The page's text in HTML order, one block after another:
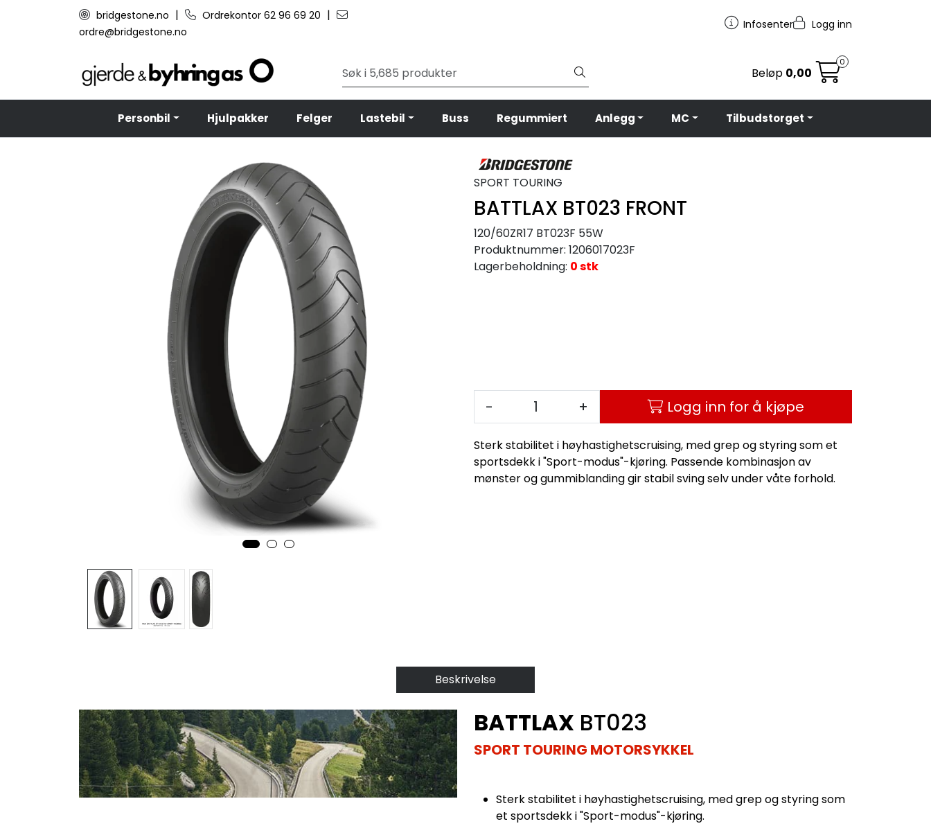
Skip to main contentbridgestone.no | Ordrekontor 62 96 69 20 |
ordre@bridgestone.no
Infosenter Logg inn
Beløp 0,00
0
Personbil Hjulpakker Felger Lastebil Buss Regummiert Anlegg MC Tilbudstorget
SPORT TOURING
BATTLAX BT023 FRONT
120/60ZR17 BT023F 55W
Produktnummer: 1206017023F
Lagerbeholdning: 0 stk
- + Logg inn for å kjøpe
Sterk stabilitet i høyhastighetscruising, med grep og styring som et
sportsdekk i "Sport-modus"-kjøring. Passende kombinasjon av
mønster og gummiblanding gir stabil sving selv under våte forhold.
Beskrivelse
BATTLAX BT023
SPORT TOURING MOTORSYKKEL
Sterk stabilitet i høyhastighetscruising, med grep og styring som
et sportsdekk i "Sport-modus"-kjøring.